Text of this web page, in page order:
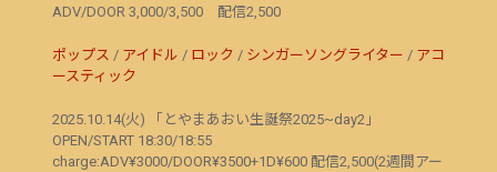
ADV/DOOR 3,000/3,500 配信2,500
ポップス / アイドル / ロック / シンガーソングライター / アコ
ースティック
2025.10.14(火) 「とやまあおい生誕祭2025~day2」
OPEN/START 18:30/18:55
charge:ADV¥3000/DOOR¥3500+1D¥600 配信2,500(2週間アー